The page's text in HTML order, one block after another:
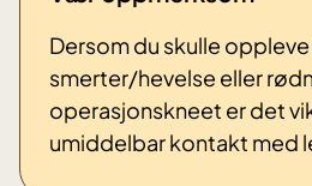
Dersom du skulle
smerter/hevelse eller
operasjonskneet er det
umiddelbar kontakt med